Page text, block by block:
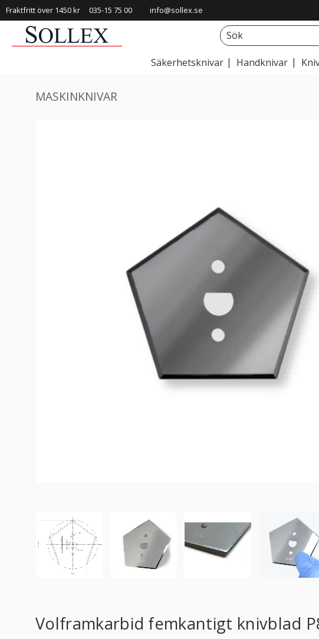
Fraktfritt över 1450 kr 035-15 75 00 info@sollex.se
Säkerhetsknivar Handknivar
MASKINKNIVAR
Volframkarbid femkantigt knivblad